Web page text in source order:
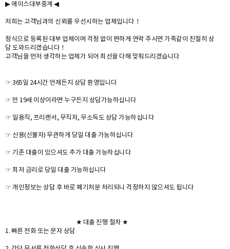
▶ 에이스대부중계 ◀
저희는 고객님과의 신뢰를 우선시하는 업체입니다！
정식으로 등록된 대부 업체이며 걱정 없이 편하게 연락 주시면 가족같이 친절히 상
담 도와드리겠습니다！
고객님을 먼저 생각하는 업체가 되어 최선을 다해 맞춰드리겠습니다
☞ 365일 24시간 언제든지 상담 환영입니다
☞ 만 19세 이상이라면 누구든지 상담가능하십니다
☞ 일용직, 프리랜서, 무직자, 무소득도 상담 가능하십니다
☞ 신용(신불자) 무관하게 당일 대출 가능하십니다
☞ 기존 대출이 있으셔도 추가 대출 가능하십니다
☞ 최저 금리로 당일 대출 가능하십니다
☞ 개인정보는 상담 후 바로 폐기처분 처리되니 걱정하지 않으셔도 됩니다
★ 대출 진행 절차 ★
1. 빠른 전화 또는 문자 상담